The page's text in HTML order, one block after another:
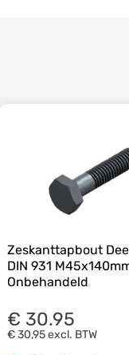
Zeskanttapbout
DIN 931
Onbehandeld
€ 30.95
€ 30,95excl. BTW